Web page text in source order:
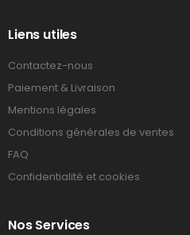
Liens utiles
Contactez-nous
Paiement & Livraison
Mentions légales
Conditions générales de ventes
FAQ
Confidentialité et cookies
Nos Services